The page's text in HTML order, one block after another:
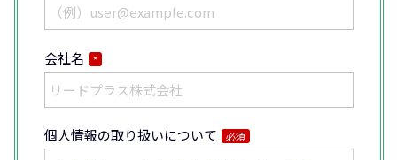
会社名 *
個人情報の取り扱いについて 必須